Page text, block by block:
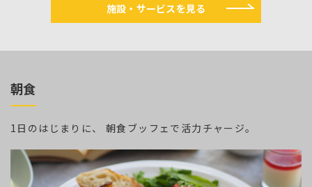
施設・サービスを見る
朝食
1日のはじまりに、 朝食ブッフェで活力チャージ。